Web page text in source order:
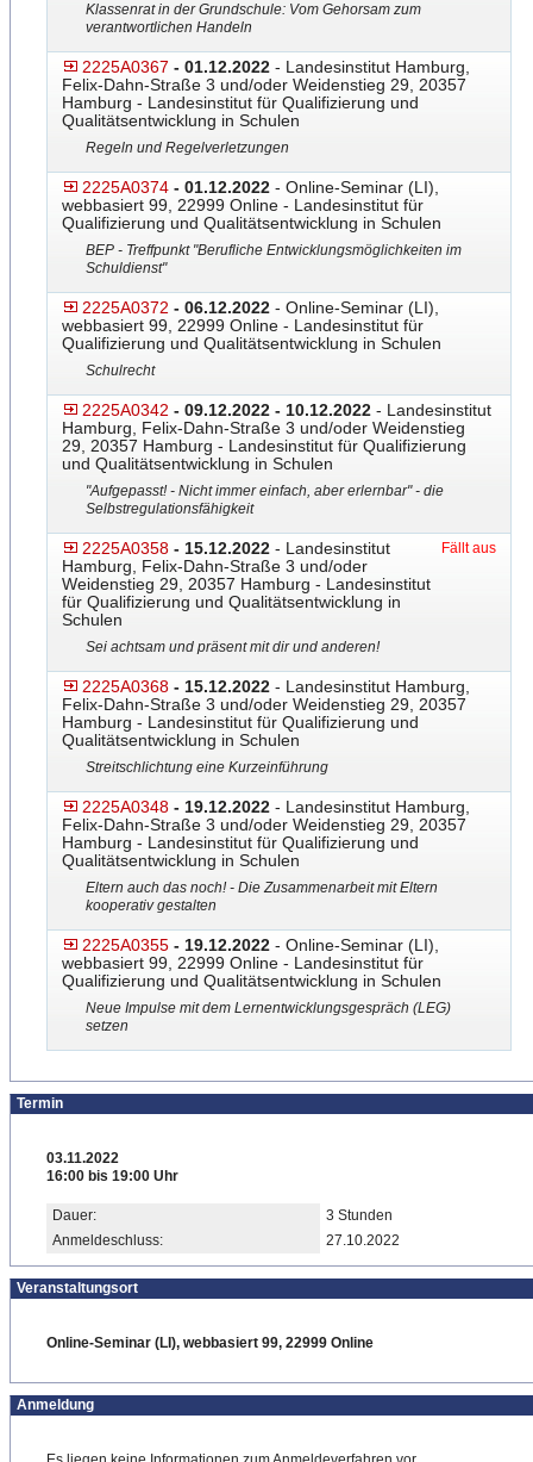
Klassenrat in der Grundschule: Vom Gehorsam zum
verantwortlichen Handeln
2225A0367 - 01.12.2022 - Landesinstitut Hamburg,
Felix-Dahn-Straße 3 und/oder Weidenstieg 29, 20357
Hamburg - Landesinstitut für Qualifizierung und
Qualitätsentwicklung in Schulen
Regeln und Regelverletzungen
2225A0374 - 01.12.2022 - Online-Seminar (LI),
webbasiert 99, 22999 Online - Landesinstitut für
Qualifizierung und Qualitätsentwicklung in Schulen
BEP - Treffpunkt "Berufliche Entwicklungsmöglichkeiten im
Schuldienst"
2225A0372 - 06.12.2022 - Online-Seminar (LI),
webbasiert 99, 22999 Online - Landesinstitut für
Qualifizierung und Qualitätsentwicklung in Schulen
Schulrecht
2225A0342 - 09.12.2022 - 10.12.2022 - Landesinstitut
Hamburg, Felix-Dahn-Straße 3 und/oder Weidenstieg
29, 20357 Hamburg - Landesinstitut für Qualifizierung
und Qualitätsentwicklung in Schulen
"Aufgepasst! - Nicht immer einfach, aber erlernbar" - die
Selbstregulationsfähigkeit
2225A0358 - 15.12.2022 - Landesinstitut
Hamburg, Felix-Dahn-Straße 3 und/oder
Weidenstieg 29, 20357 Hamburg - Landesinstitut
für Qualifizierung und Qualitätsentwicklung in
Schulen
Fällt aus
Sei achtsam und präsent mit dir und anderen!
2225A0368 - 15.12.2022 - Landesinstitut Hamburg,
Felix-Dahn-Straße 3 und/oder Weidenstieg 29, 20357
Hamburg - Landesinstitut für Qualifizierung und
Qualitätsentwicklung in Schulen
Streitschlichtung eine Kurzeinführung
2225A0348 - 19.12.2022 - Landesinstitut Hamburg,
Felix-Dahn-Straße 3 und/oder Weidenstieg 29, 20357
Hamburg - Landesinstitut für Qualifizierung und
Qualitätsentwicklung in Schulen
Eltern auch das noch! - Die Zusammenarbeit mit Eltern
kooperativ gestalten
2225A0355 - 19.12.2022 - Online-Seminar (LI),
webbasiert 99, 22999 Online - Landesinstitut für
Qualifizierung und Qualitätsentwicklung in Schulen
Neue Impulse mit dem Lernentwicklungsgespräch (LEG)
setzen
Termin
03.11.2022
16:00 bis 19:00 Uhr
Dauer:
3 Stunden
Anmeldeschluss:
27.10.2022
Veranstaltungsort
Online-Seminar (LI), webbasiert 99, 22999 Online
Anmeldung